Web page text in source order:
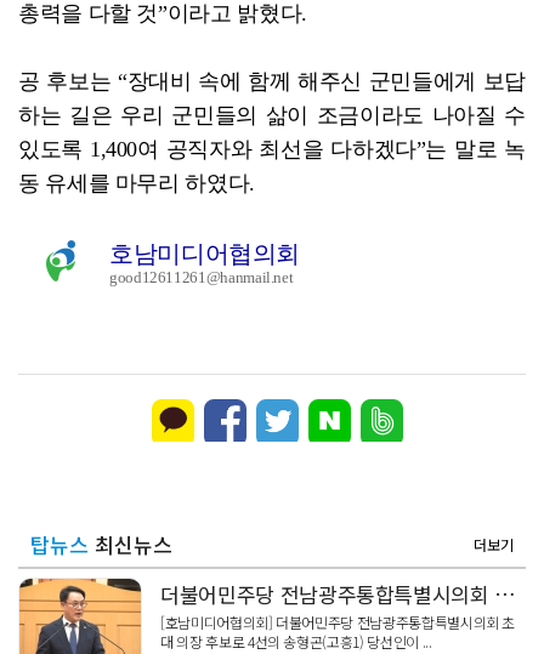
총력을 다할 것”이라고 밝혔다.
공 후보는 “장대비 속에 함께 해주신 군민들에게 보답
하는 길은 우리 군민들의 삶이 조금이라도 나아질 수
있도록 1,400여 공직자와 최선을 다하겠다”는 말로 녹
동 유세를 마무리 하였다.
호남미디어협의회
good12611261@hanmail.net
탑뉴스 최신뉴스 더보기
더불어민주당 전남광주통합특별시의회 의장 후보 송형곤 선출
[호남미디어협의회] 더불어민주당 전남광주통합특별시의회 초
대 의장 후보로 4선의 송형곤(고흥1) 당선인이 ...